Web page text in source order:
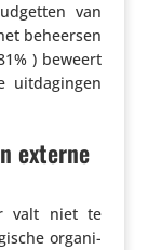
van
beheersen
) beweert
uitda­gingen
externe
valt niet te
orga­ni­